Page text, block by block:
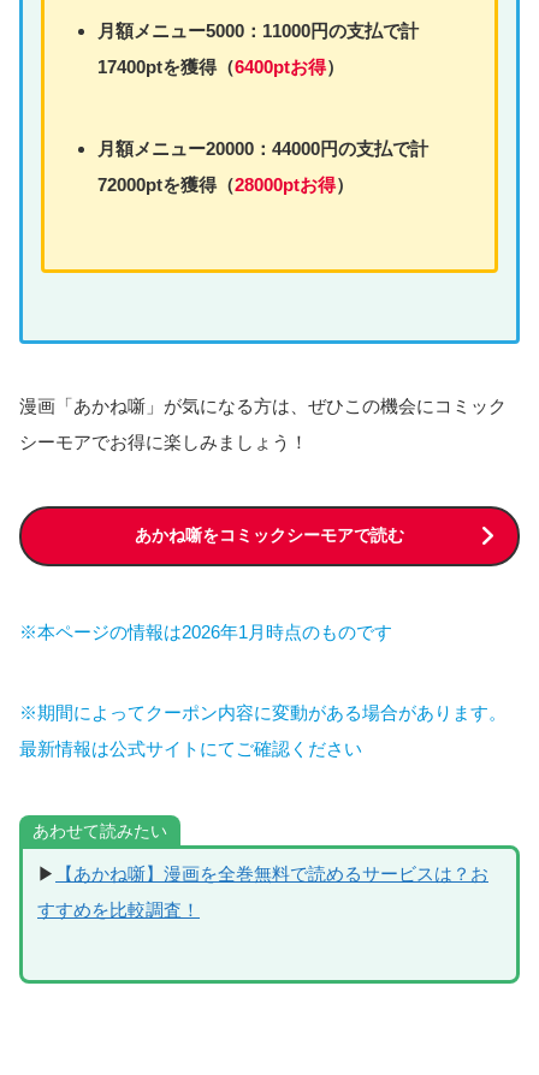
月額メニュー5000：11000円の支払で計
17400ptを獲得（6400ptお得）
月額メニュー20000：44000円の支払で計
72000ptを獲得（28000ptお得）
漫画「あかね噺」が気になる方は、ぜひこの機会にコミック
シーモアでお得に楽しみましょう！
あかね噺をコミックシーモアで読む
※本ページの情報は2026年1月時点のものです
※期間によってクーポン内容に変動がある場合があります。
最新情報は公式サイトにてご確認ください
あわせて読みたい
▶
【あかね噺】漫画を全巻無料で読めるサービスは？お
すすめを比較調査！